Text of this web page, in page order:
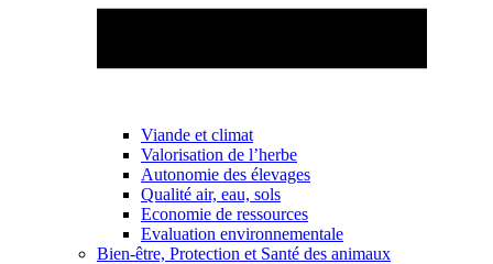
Viande et climat
Valorisation de l’herbe
Autonomie des élevages
Qualité air, eau, sols
Economie de ressources
Evaluation environnementale
Bien-être, Protection et Santé des animaux